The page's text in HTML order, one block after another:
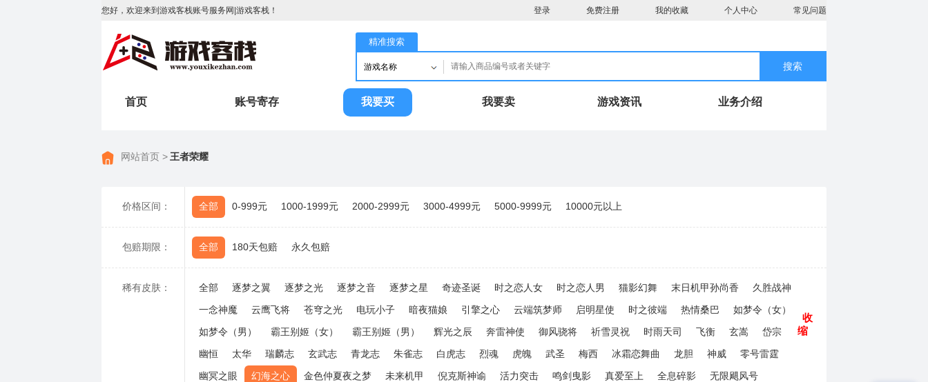
您好，欢迎来到游戏客栈账号服务网|游戏客栈！ 登录 免费注册 我的收藏 个人中心 常见问题
精准搜索
游戏名称 搜索
首页 账号寄存 我要买 我要卖 游戏资讯 业务介绍
网站首页 > 王者荣耀
价格区间： 全部 0-999元 1000-1999元 2000-2999元 3000-4999元 5000-9999元 10000元以上
包赔期限： 全部 180天包赔 永久包赔
稀有皮肤： 全部 逐梦之翼 逐梦之光 逐梦之音 逐梦之星 奇迹圣诞 时之恋人女 时之恋人男 猫影幻舞 末日机甲孙尚香
久胜战神
一念神魔
云鹰飞将 苍穹之光 电玩小子 暗夜猫娘 引擎之心 云端筑梦师 启明星使 时之彼端 热情桑巴
如梦令（女）
如梦令（男）
霸王别姬（女） 霸王别姬（男） 辉光之辰 奔雷神使 御风骁将 祈雪灵祝 时雨天司 飞衡 玄嵩
岱宗
幽恒
太华 瑞麟志 玄武志 青龙志 朱雀志 白虎志 烈魂 虎魄 武圣 梅西 冰霜恋舞曲 龙胆 神威
零号雷霆
幽冥之眼
幻海之心 金色仲夏夜之梦 未来机甲 倪克斯神谕 活力突击 鸣剑曳影 真爱至上 全息碎影
无限飓风号
收
缩